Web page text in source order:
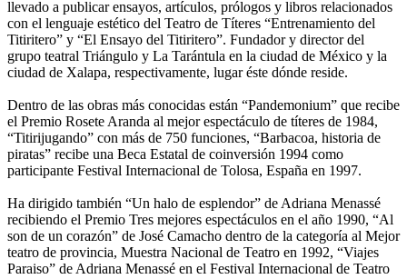
llevado a publicar ensayos, artículos, prólogos y libros relacionados
con el lenguaje estético del Teatro de Títeres “Entrenamiento del
Titiritero” y “El Ensayo del Titiritero”. Fundador y director del
grupo teatral Triángulo y La Tarántula en la ciudad de México y la
ciudad de Xalapa, respectivamente, lugar éste dónde reside.
Dentro de las obras más conocidas están “Pandemonium” que recibe
el Premio Rosete Aranda al mejor espectáculo de títeres de 1984,
“Titirijugando” con más de 750 funciones, “Barbacoa, historia de
piratas” recibe una Beca Estatal de coinversión 1994 como
participante Festival Internacional de Tolosa, España en 1997.
Ha dirigido también “Un halo de esplendor” de Adriana Menassé
recibiendo el Premio Tres mejores espectáculos en el año 1990, “Al
son de un corazón” de José Camacho dentro de la categoría al Mejor
teatro de provincia, Muestra Nacional de Teatro en 1992, “Viajes
Paraiso” de Adriana Menassé en el Festival Internacional de Teatro